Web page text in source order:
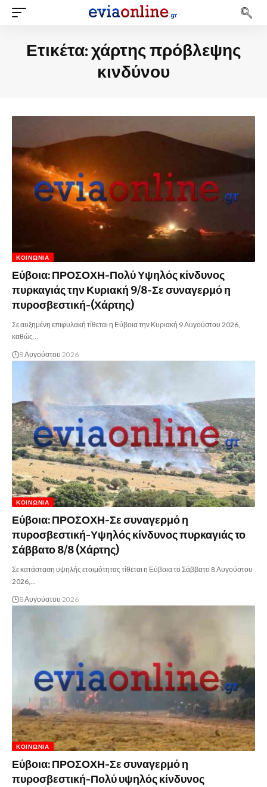
Ετικέτα:χάρτης πρόβλεψης
κινδύνου
ΚΟΙΝΩΝΊΑ
Εύβοια: ΠΡΟΣΟΧΗ-Πολύ Υψηλός κίνδυνος
πυρκαγιάς την Κυριακή 9/8-Σε συναγερμό η
πυροσβεστική-(Χάρτης)
Σε αυξημένη επιφυλακή τίθεται η Εύβοια την Κυριακή 9 Αυγούστου 2026,
καθώς…
8 Αυγούστου 2026
ΚΟΙΝΩΝΊΑ
Εύβοια: ΠΡΟΣΟΧΗ-Σε συναγερμό η
πυροσβεστική-Υψηλός κίνδυνος πυρκαγιάς το
Σάββατο 8/8 (Χάρτης)
Σε κατάσταση υψηλής ετοιμότητας τίθεται η Εύβοια το Σάββατο 8 Αυγούστου
2026,…
8 Αυγούστου 2026
ΚΟΙΝΩΝΊΑ
Εύβοια: ΠΡΟΣΟΧΗ-Σε συναγερμό η
πυροσβεστική-Πολύ υψηλός κίνδυνος